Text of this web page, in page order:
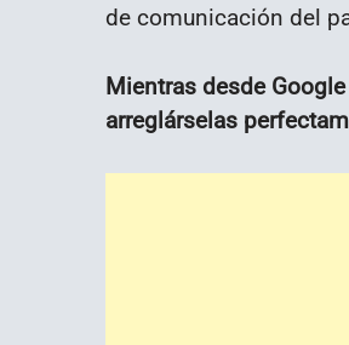
de comunicación del
Mientras desde
arreglárselas